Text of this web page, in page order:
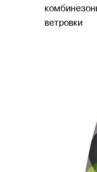
ветровки